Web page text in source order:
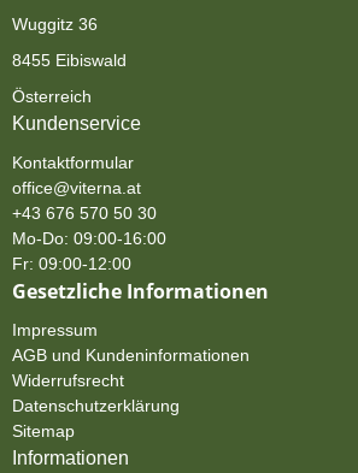
Wuggitz 36
8455 Eibiswald
Österreich
Kundenservice
Kontaktformular
office@viterna.at
+43 676 570 50 30
Mo-Do: 09:00-16:00
Fr: 09:00-12:00
Gesetzliche Informationen
Impressum
AGB und Kundeninformationen
Widerrufsrecht
Datenschutzerklärung
Sitemap
Informationen